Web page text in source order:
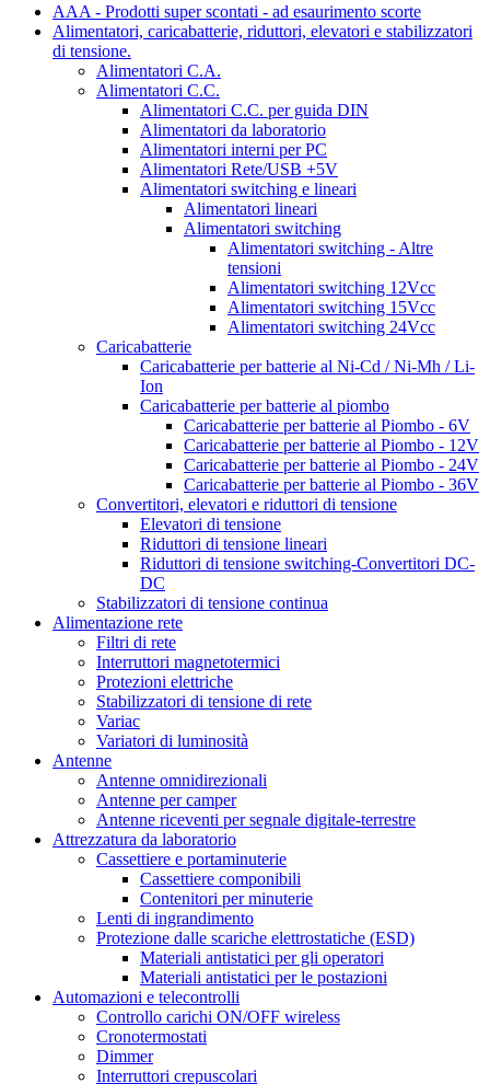
AAA - Prodotti super scontati - ad esaurimento scorte
Alimentatori, caricabatterie, riduttori, elevatori e stabilizzatori
di tensione.
Alimentatori C.A.
Alimentatori C.C.
Alimentatori C.C. per guida DIN
Alimentatori da laboratorio
Alimentatori interni per PC
Alimentatori Rete/USB +5V
Alimentatori switching e lineari
Alimentatori lineari
Alimentatori switching
Alimentatori switching - Altre
tensioni
Alimentatori switching 12Vcc
Alimentatori switching 15Vcc
Alimentatori switching 24Vcc
Caricabatterie
Caricabatterie per batterie al Ni-Cd / Ni-Mh / Li-
Ion
Caricabatterie per batterie al piombo
Caricabatterie per batterie al Piombo - 6V
Caricabatterie per batterie al Piombo - 12V
Caricabatterie per batterie al Piombo - 24V
Caricabatterie per batterie al Piombo - 36V
Convertitori, elevatori e riduttori di tensione
Elevatori di tensione
Riduttori di tensione lineari
Riduttori di tensione switching-Convertitori DC-
DC
Stabilizzatori di tensione continua
Alimentazione rete
Filtri di rete
Interruttori magnetotermici
Protezioni elettriche
Stabilizzatori di tensione di rete
Variac
Variatori di luminosità
Antenne
Antenne omnidirezionali
Antenne per camper
Antenne riceventi per segnale digitale-terrestre
Attrezzatura da laboratorio
Cassettiere e portaminuterie
Cassettiere componibili
Contenitori per minuterie
Lenti di ingrandimento
Protezione dalle scariche elettrostatiche (ESD)
Materiali antistatici per gli operatori
Materiali antistatici per le postazioni
Automazioni e telecontrolli
Controllo carichi ON/OFF wireless
Cronotermostati
Dimmer
Interruttori crepuscolari